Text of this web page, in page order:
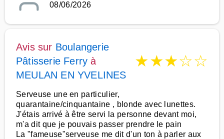
08/06/2026
Avis sur Boulangerie
Pâtisserie Ferry à
MEULAN EN YVELINES
★★★☆☆
Serveuse une en particulier,
quarantaine/cinquantaine , blonde avec lunettes.
J'étais arrivé à être servi la personne devant moi,
m'a dit que je pouvais passer prendre le pain
La "fameuse"serveuse me dit d'un ton à parler aux